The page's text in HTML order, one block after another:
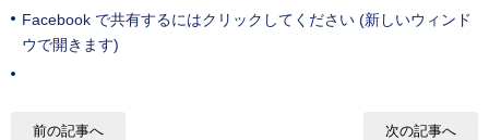
Facebook で共有するにはクリックしてください (新しいウィンド
ウで開きます)
前の記事へ 次の記事へ